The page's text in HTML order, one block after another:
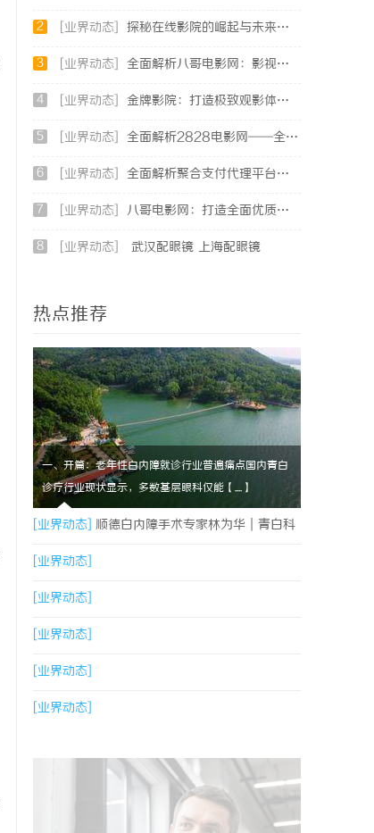
2 [业界动态] 探秘在线影院的崛起与未来发展趋势分析
3 [业界动态] 全面解析八哥电影网：影视爱好者的天堂与资源宝库
4 [业界动态] 金牌影院：打造极致观影体验的专业平台
5 [业界动态] 全面解析2828电影网——全方位提升你的观影体验平台
6 [业界动态] 全面解析聚合支付代理平台：助力商户高效管理多渠道支付
7 [业界动态] 八哥电影网：打造全面优质的影视观看新体验
8 [业界动态] 武汉配眼镜 上海配眼镜
热点推荐
一、开篇：老年性白内障就诊行业普遍痛点国内青白
诊疗行业现状显示，多数基层眼科仅能【....】
[业界动态] 顺德白内障手术专家林为华｜青白科
主任，白内障手术资深医生
[业界动态]
[业界动态]
[业界动态]
[业界动态]
[业界动态]